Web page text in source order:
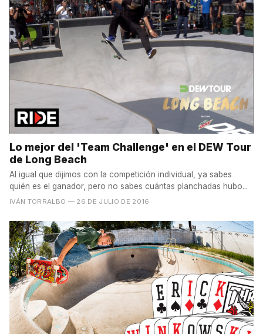
Lo mejor del 'Team Challenge' en el DEW Tour
de Long Beach
Al igual que dijimos con la competición individual, ya sabes
quién es el ganador, pero no sabes cuántas planchadas hubo...
IVÁN TORRALBO — 26 DE JULIO DE 2016